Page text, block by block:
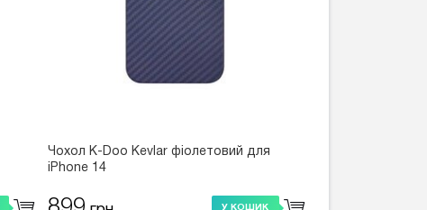
Чохол K-Doo Kevlar фіолетовий для
iPhone 14
У КОШИК